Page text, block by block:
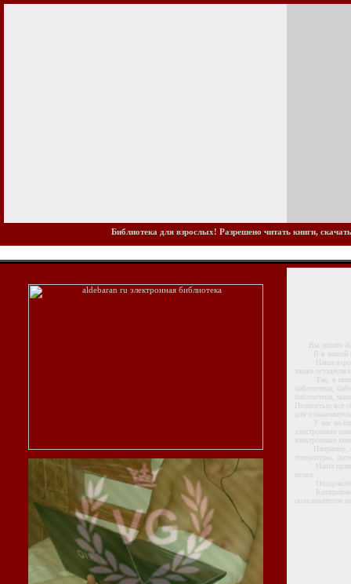
Библиотека для взрослых! Разрешено читать книги,
Вы ищите
В в нашей
Наша взрослая
также
Так, в
библиотеки,
библиотеки,
Полностью все
для
У нас на
электронные
электронные
Например,
литературы,
Наша
целях.
Копирование
пользователем